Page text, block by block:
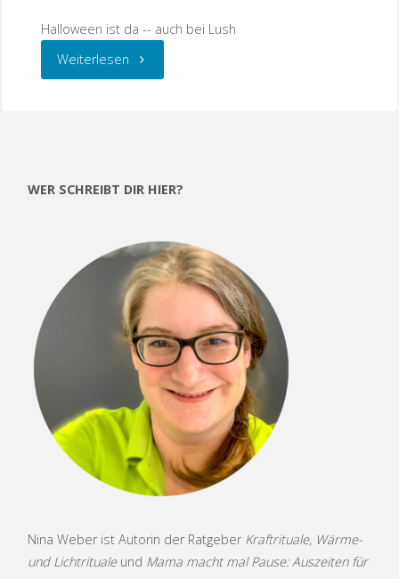
Halloween ist da -- auch bei Lush
Weiterlesen"Halloween
WER SCHREIBT DIR HIER?
Nina Weber ist Autorin der Ratgeber Kraftrituale, Wärme-
und Lichtritualeund Mama macht mal Pause: Auszeiten für